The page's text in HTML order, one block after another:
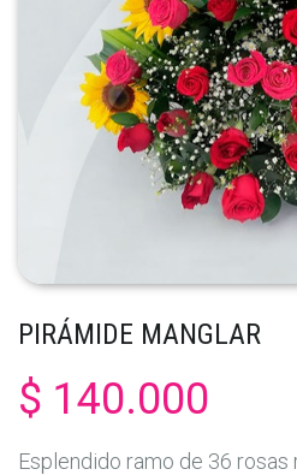
PIRÁMIDE MANGLAR
$ 140.000
Esplendido ramo de 36 rosas